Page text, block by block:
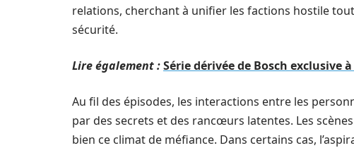
relations, cherchant à unifier les factions hostile
sécurité.
Lire également :Série dérivée de Bosch exclusive
Au fil des épisodes, les interactions entre les
par des secrets et des rancœurs latentes. Les
bien ce climat de méfiance. Dans certains cas,